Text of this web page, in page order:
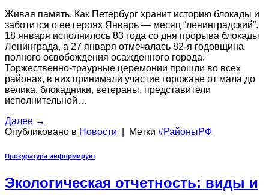
Живая память. Как Петербург хранит историю блокады и
заботится о ее героях Январь — месяц “ленинградский”.
18 января исполнилось 83 года со дня прорыва блокады
Ленинграда, а 27 января отмечалась 82-я годовщина
полного освобождения осажденного города.
Торжественно-траурные церемонии прошли во всех
районах, в них принимали участие горожане от мала до
велика, блокадники, ветераны, представители
исполнительной…
Далее →
Опубликовано в Новости Метки #РайоныРФ
Прокуратура информирует
Экологическая отчетность: виды и